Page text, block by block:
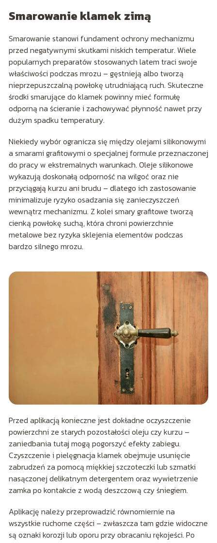
Smarowanie klamek zimą
Smarowanie stanowi fundament ochrony mechanizmu
przed negatywnymi skutkami niskich temperatur. Wiele
popularnych preparatów stosowanych latem traci swoje
właściwości podczas mrozu – gęstnieją albo tworzą
nieprzepuszczalną powłokę utrudniającą ruch. Skuteczne
środki smarujące do klamek powinny mieć formułę
odporną na ścieranie i zachowywać płynność nawet przy
dużym spadku temperatury.
Niekiedy wybór ogranicza się między olejami silikonowymi
a smarami grafitowymi o specjalnej formule przeznaczonej
do pracy w ekstremalnych warunkach. Oleje silikonowe
wykazują doskonałą odporność na wilgoć oraz nie
przyciągają kurzu ani brudu – dlatego ich zastosowanie
minimalizuje ryzyko osadzania się zanieczyszczeń
wewnątrz mechanizmu. Z kolei smary grafitowe tworzą
cienką powłokę suchą, która chroni powierzchnie
metalowe bez ryzyka sklejenia elementów podczas
bardzo silnego mrozu.
Przed aplikacją konieczne jest dokładne oczyszczenie
powierzchni ze starych pozostałości oleju czy kurzu –
zaniedbania tutaj mogą pogorszyć efekty zabiegu.
Czyszczenie i pielęgnacja klamek obejmuje usunięcie
zabrudzeń za pomocą miękkiej szczoteczki lub szmatki
nasączonej delikatnym detergentem oraz wywietrzenie
zamka po kontakcie z wodą deszczową czy śniegiem.
Aplikację należy przeprowadzić równomiernie na
wszystkie ruchome części – zwłaszcza tam gdzie widoczne
są oznaki korozji lub oporu przy obracaniu rękojeści. Po